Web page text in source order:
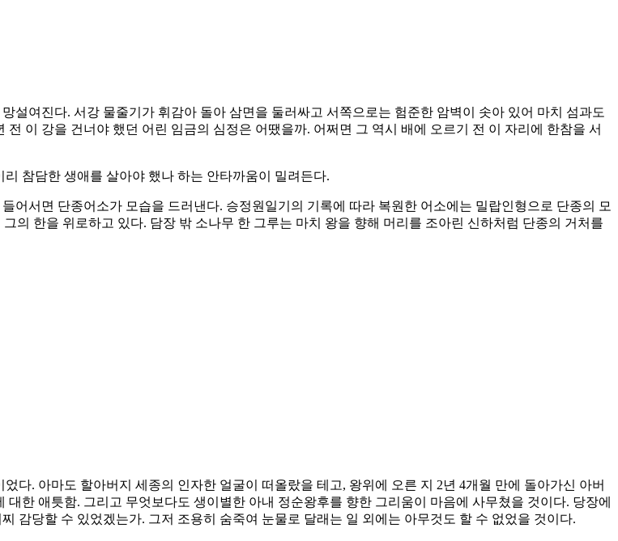
설여진다. 서강 물줄기가 휘감아 돌아 삼면을 둘러싸고 서쪽으로는 험준한 암벽이 솟아 있어 마치 섬과도
이 강을 건너야 했던 어린 임금의 심정은 어땠을까. 어쩌면 그 역시 배에 오르기 전 이 자리에 한참을 서
참담한 생애를 살아야 했나 하는 안타까움이 밀려든다.
어서면 단종어소가 모습을 드러낸다. 승정원일기의 기록에 따라 복원한 어소에는 밀랍인형으로 단종의 모
의 한을 위로하고 있다. 담장 밖 소나무 한 그루는 마치 왕을 향해 머리를 조아린 신하처럼 단종의 거처를
다. 아마도 할아버지 세종의 인자한 얼굴이 떠올랐을 테고, 왕위에 오른 지 2년 4개월 만에 돌아가신 아버
한 애틋함. 그리고 무엇보다도 생이별한 아내 정순왕후를 향한 그리움이 마음에 사무쳤을 것이다. 당장에
감당할 수 있었겠는가. 그저 조용히 숨죽여 눈물로 달래는 일 외에는 아무것도 할 수 없었을 것이다.